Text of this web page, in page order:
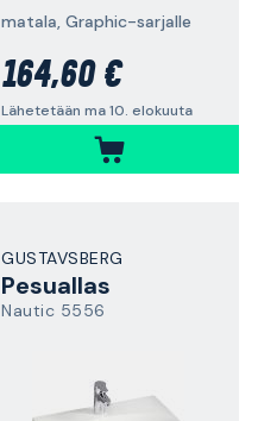
matala, Graphic-sarjalle
164,60 €
Lähetetään ma 10. elokuuta
GUSTAVSBERG
Pesuallas
Nautic 5556